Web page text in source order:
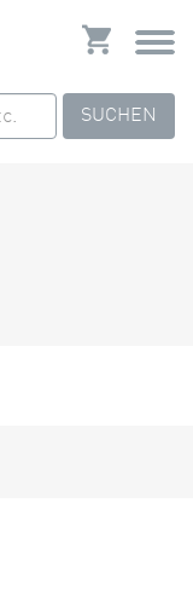
SUCHEN